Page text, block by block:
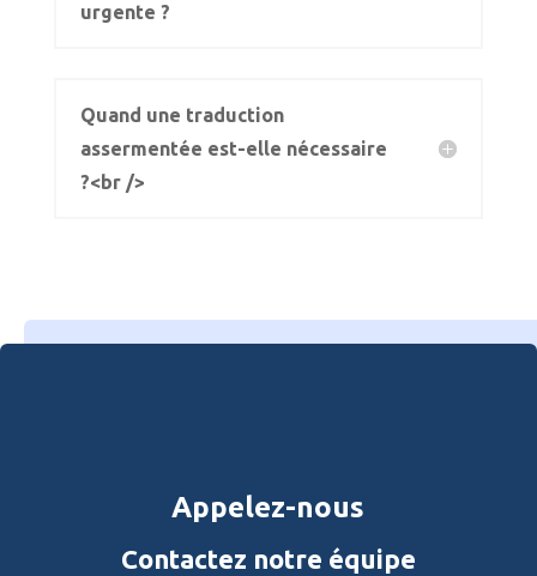
urgente ?
Quand une traduction
assermentée est-elle nécessaire
?<br />
Appelez-nous
Contactez notre équipe